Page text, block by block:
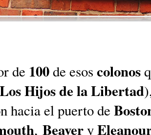
de 100de esos colonos
Los Hijos de la Libertad
hacia el puerto de
, Beavery